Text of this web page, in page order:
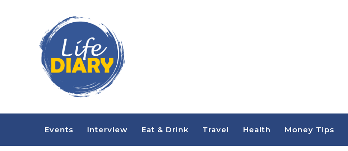
Events Interview Eat & Drink Travel Health Money Tips